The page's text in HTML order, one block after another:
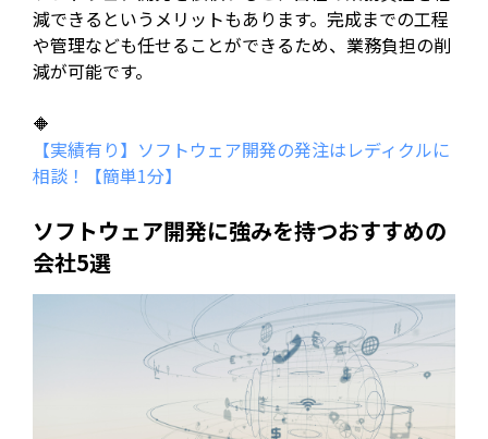
減できるというメリットもあります。完成までの工程
や管理なども任せることができるため、業務負担の削
減が可能です。
🔶
【実績有り】ソフトウェア開発の発注はレディクルに
相談！【簡単1分】
ソフトウェア開発に強みを持つおすすめの
会社5選